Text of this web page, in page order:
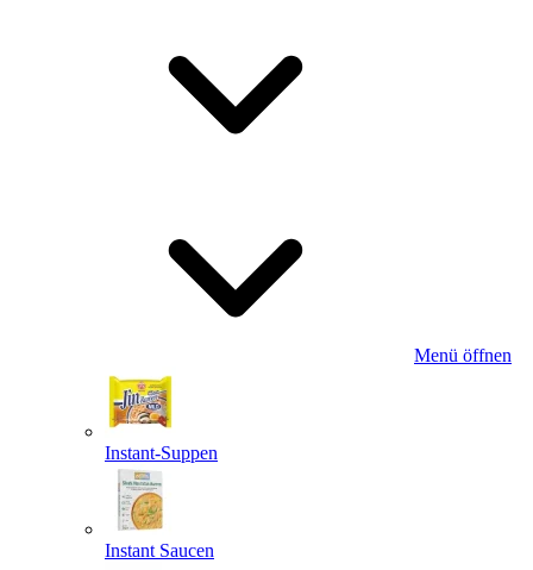
Menü öffnen
Instant-Suppen
Instant Saucen